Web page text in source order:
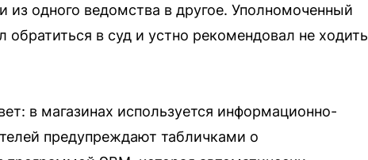
из одного ведомства в другое. Уполномоченный
в суд и устно рекомендовал не ходить
в магазинах используется информационно-
предупреждают табличками о